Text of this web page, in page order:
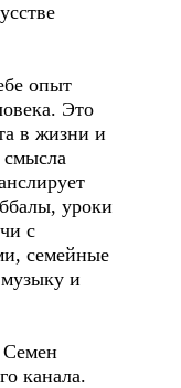
опыт
Это
в жизни и
смысла
уроки
с
семейные
и
Семен
канала.